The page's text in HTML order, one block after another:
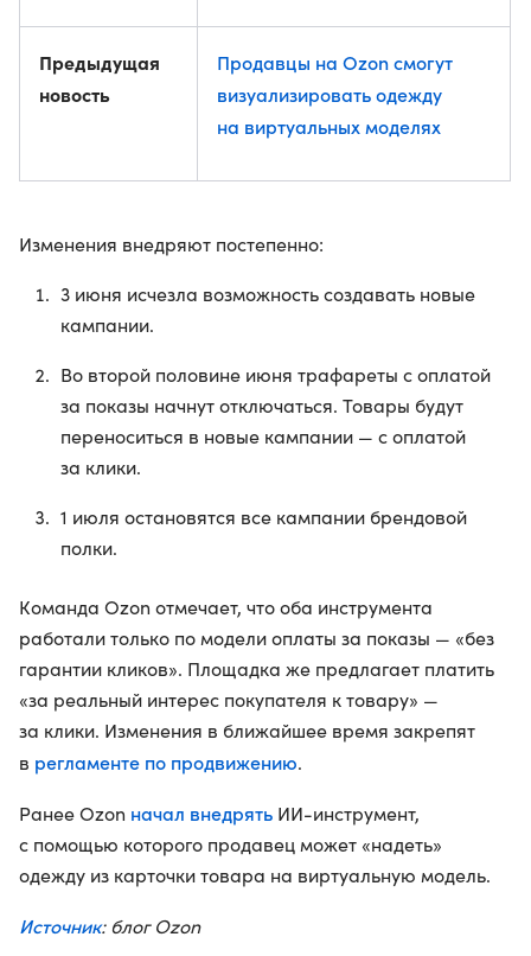
Предыдущая
новость
Продавцы на Ozon смогут
визуализировать одежду
на виртуальных моделях
Изменения внедряют постепенно:
3 июня исчезла возможность создавать новые
кампании.
Во второй половине июня трафареты с оплатой
за показы начнут отключаться. Товары будут
переноситься в новые кампании — с оплатой
за клики.
1 июля остановятся все кампании брендовой
полки.
Команда Ozon отмечает, что оба инструмента
работали только по модели оплаты за показы — «без
гарантии кликов». Площадка же предлагает платить
«за реальный интерес покупателя к товару» —
за клики. Изменения в ближайшее время закрепят
в регламенте по продвижению.
Ранее Ozon начал внедрять ИИ-инструмент,
с помощью которого продавец может «надеть»
одежду из карточки товара на виртуальную модель.
Источник: блог Ozon